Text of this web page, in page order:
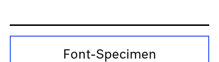
Font-Specimen